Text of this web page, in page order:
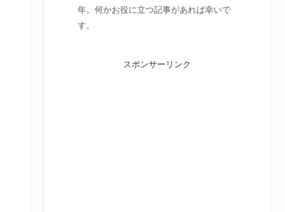
年。何かお役に立つ記事があれば幸いで
す。
スポンサーリンク